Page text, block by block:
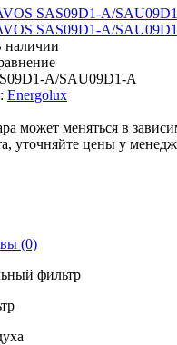
наличии
A/SAU09D1-A
Energolux
может меняться в
уточняйте цены у
(0)
фильтр